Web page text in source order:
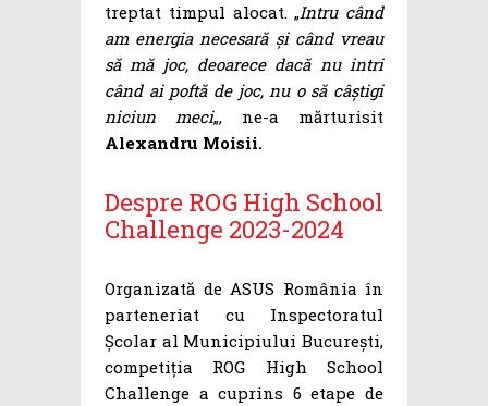
treptat timpul alocat. „Intru când
am energia necesară și când vreau
să mă joc, deoarece dacă nu intri
când ai poftă de joc, nu o să câștigi
niciun meci„, ne-a mărturisit
Alexandru Moisii.
Despre ROG High School
Challenge 2023-2024
Organizată de ASUS România în
parteneriat cu Inspectoratul
Școlar al Municipiului București,
competiția ROG High School
Challenge a cuprins 6 etape de